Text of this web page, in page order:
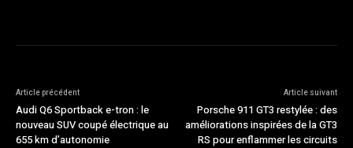
Article précédent
Audi Q6 Sportback e-tron : le
nouveau SUV coupé électrique au
655 km d’autonomie
Article suivant
Porsche 911 GT3 restylée : des
améliorations inspirées de la GT3
RS pour enflammer les circuits